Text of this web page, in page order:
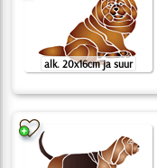
alk. 20x16cm ja suur